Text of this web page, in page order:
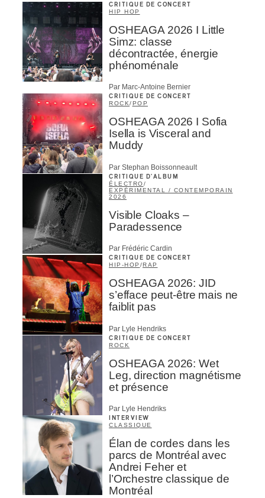
CRITIQUE DE CONCERT
HIP HOP
OSHEAGA 2026 I Little
Simz: classe
décontractée, énergie
phénoménale
Par Marc-Antoine Bernier
CRITIQUE DE CONCERT
ROCK/ POP
OSHEAGA 2026 I Sofia
Isella is Visceral and
Muddy
Par Stephan Boissonneault
CRITIQUE D'ALBUM
ÉLECTRO/
EXPÉRIMENTAL / CONTEMPORAIN
2026
Visible Cloaks –
Paradessence
Par Frédéric Cardin
CRITIQUE DE CONCERT
HIP-HOP /RAP
OSHEAGA 2026: JID
s’efface peut-être mais ne
faiblit pas
Par Lyle Hendriks
CRITIQUE DE CONCERT
ROCK
OSHEAGA 2026: Wet
Leg, direction magnétisme
et présence
Par Lyle Hendriks
INTERVIEW
CLASSIQUE
Élan de cordes dans les
parcs de Montréal avec
Andrei Feher et
l’Orchestre classique de
Montréal